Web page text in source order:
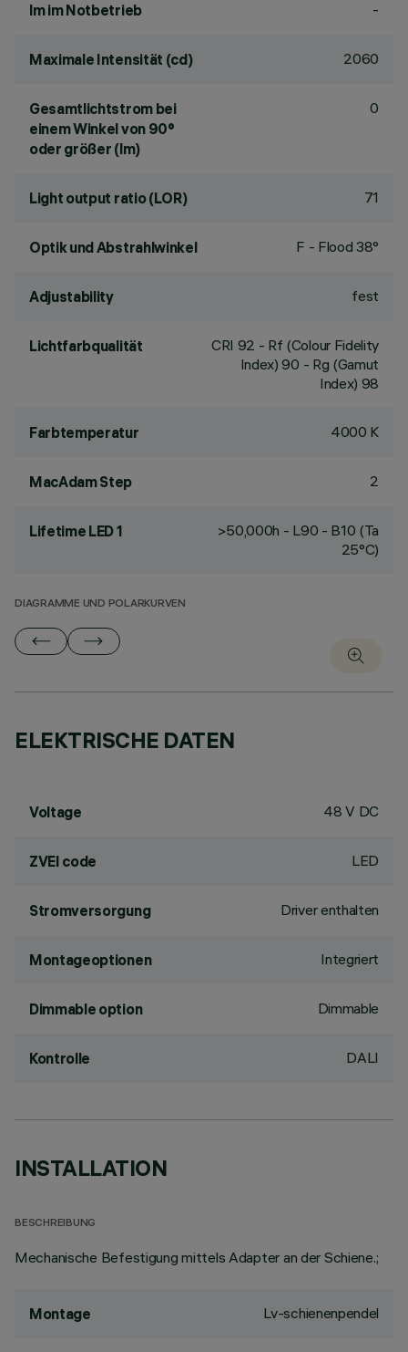
lm im Notbetrieb -
Maximale Intensität (cd) 2060
Gesamtlichtstrom bei
einem Winkel von 90°
oder größer (lm)
0
Light output ratio (LOR) 71
Optik und Abstrahlwinkel F - Flood 38°
Adjustability fest
Lichtfarbqualität CRI 92 - Rf (Colour Fidelity
Index) 90 - Rg (Gamut
Index) 98
Farbtemperatur 4000 K
MacAdam Step 2
Lifetime LED 1
>50,000h - L90 - B10 (Ta
25°C)
DIAGRAMME UND POLARKURVEN
ELEKTRISCHE DATEN
Voltage 48 V DC
ZVEI code LED
Stromversorgung Driver enthalten
Montageoptionen Integriert
Dimmable option Dimmable
Kontrolle DALI
INSTALLATION
BESCHREIBUNG
Mechanische Befestigung mittels Adapter an der Schiene.;
Montage Lv-schienenpendel